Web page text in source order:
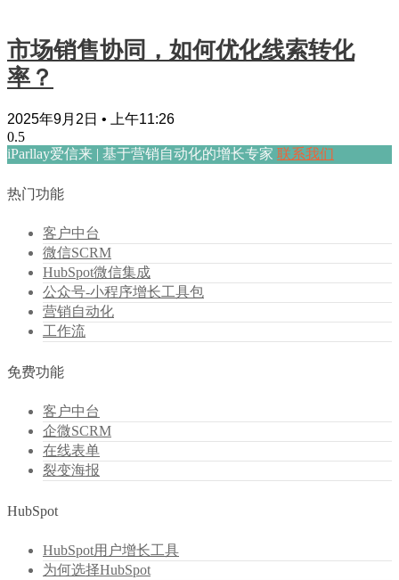
市场销售协同，如何优化线索转化
率？
2025年9月2日 上午11:26
iParllay爱信来 | 基于营销自动化的增长专家 联系我们
热门功能
客户中台
微信SCRM
HubSpot微信集成
公众号-小程序增长工具包
营销自动化
工作流
免费功能
客户中台
企微SCRM
在线表单
裂变海报
HubSpot
HubSpot用户增长工具
为何选择HubSpot